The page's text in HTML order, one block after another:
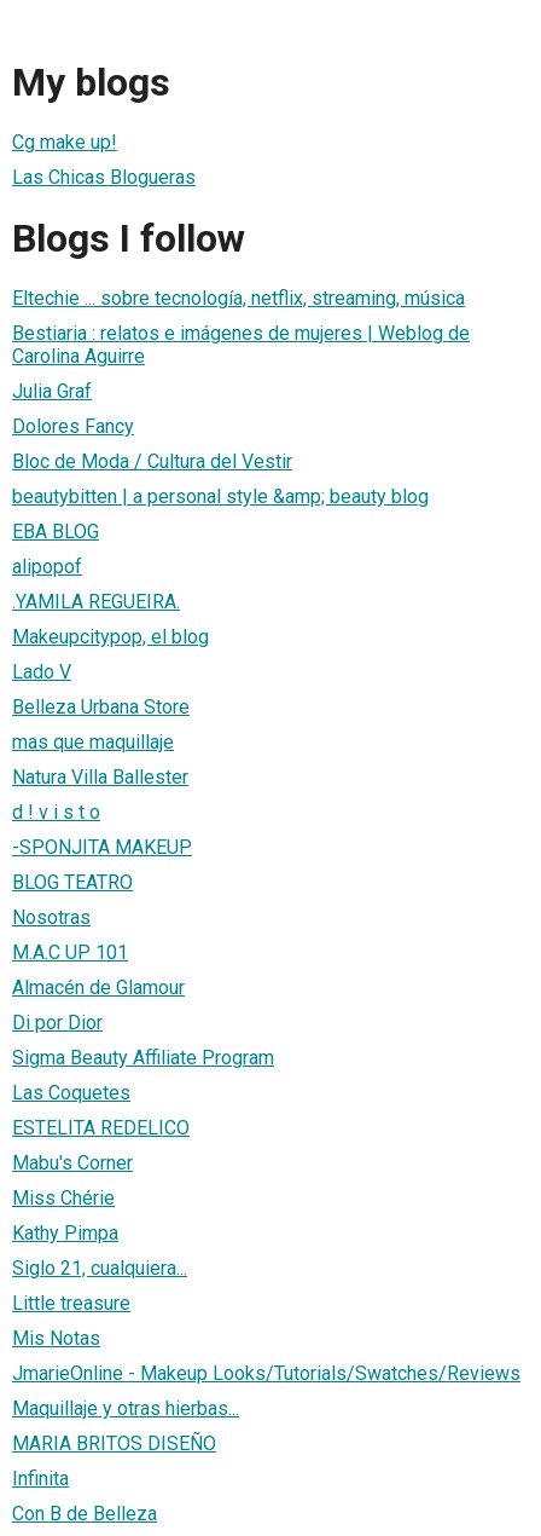
My blogs
Cg make up!
Las Chicas Blogueras
Blogs I follow
Eltechie ... sobre tecnología, netflix, streaming, música
Bestiaria : relatos e imágenes de mujeres | Weblog de
Carolina Aguirre
Julia Graf
Dolores Fancy
Bloc de Moda / Cultura del Vestir
beautybitten | a personal style &amp; beauty blog
EBA BLOG
alipopof
.YAMILA REGUEIRA.
Makeupcitypop, el blog
Lado V
Belleza Urbana Store
mas que maquillaje
Natura Villa Ballester
d ! v i s t o
-SPONJITA MAKEUP
BLOG TEATRO
Nosotras
M.A.C UP 101
Almacén de Glamour
Di por Dior
Sigma Beauty Affiliate Program
Las Coquetes
ESTELITA REDELICO
Mabu's Corner
Miss Chérie
Kathy Pimpa
Siglo 21, cualquiera...
Little treasure
Mis Notas
JmarieOnline - Makeup Looks/Tutorials/Swatches/Reviews
Maquillaje y otras hierbas...
MARIA BRITOS DISEÑO
Infinita
Con B de Belleza